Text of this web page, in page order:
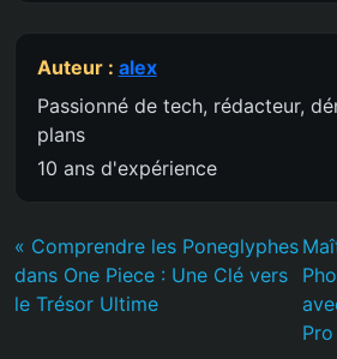
Auteur : alex
Passionné de tech, rédacteur,
plans
10 ans d'expérience
« Comprendre les Poneglyphes
dans One Piece : Une Clé vers
le Trésor Ultime